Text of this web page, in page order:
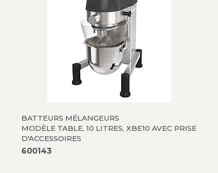
BATTEURS MÉLANGEURS
MODÈLE TABLE, 10 LITRES, XBE10 AVEC PRISE
D'ACCESSOIRES
600143